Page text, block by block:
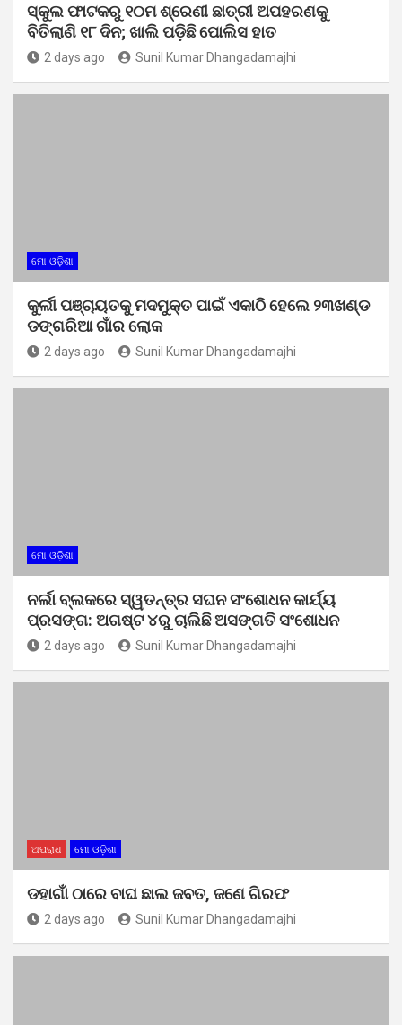
ସ୍କୁଲ ଫାଟକରୁ ୧୦ମ ଶ୍ରେଣୀ ଛାତ୍ରୀ ଅପହରଣକୁ
ବିତିଲାଣି ୧୮ ଦିନ; ଖାଲି ପଡ଼ିଛି ପୋଲିସ ହାତ
2 days ago Sunil Kumar Dhangadamajhi
ମୋ ଓଡ଼ିଶା
କୁର୍ଲୀ ପଞ୍ଚାୟତକୁ ମଦମୁକ୍ତ ପାଇଁ ଏକାଠି ହେଲେ ୨୩ଖଣ୍ଡ
ଡଙ୍ଗରିଆ ଗାଁର ଲୋକ
2 days ago Sunil Kumar Dhangadamajhi
ମୋ ଓଡ଼ିଶା
ନର୍ଲା ବ୍ଲକରେ ସ୍ୱତନ୍ତ୍ର ସଘନ ସଂଶୋଧନ କାର୍ଯ୍ୟ
ପ୍ରସଙ୍ଗ: ଅଗଷ୍ଟ ୪ରୁ ଚାଲିଛି ଅସଙ୍ଗତି ସଂଶୋଧନ
2 days ago Sunil Kumar Dhangadamajhi
ଅପରାଧ ମୋ ଓଡ଼ିଶା
ଡହାଗାଁ ଠାରେ ବାଘ ଛାଲ ଜବତ, ଜଣେ ଗିରଫ
2 days ago Sunil Kumar Dhangadamajhi